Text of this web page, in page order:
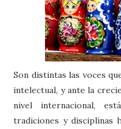
Son distintas las voces
intelectual, y ante la
nivel internacional,
tradiciones y disciplinas